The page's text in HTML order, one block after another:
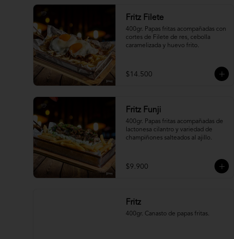
Fritz Filete
400gr. Papas fritas acompañadas con
cortes de Filete de res, cebolla
caramelizada y huevo frito.
$14.500
Fritz Funji
400gr. Papas fritas acompañadas de
lactonesa cilantro y variedad de
champiñones salteados al ajillo.
$9.900
Fritz
400gr. Canasto de papas fritas.